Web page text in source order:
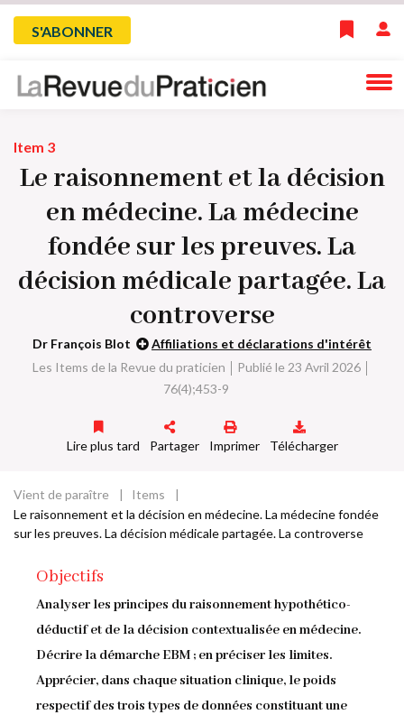
Skip
navigation
Menu
du
de
l'utilisateur
S'ABONNER
Item 3
Le raisonnement et la décision
en médecine. La médecine
fondée sur les preuves. La
décision médicale partagée. La
controverse
Dr François Blot
Affiliations et déclarations d'intérêt
Les Items de la Revue du praticien
Publié le 23 Avril 2026
76(4);453-9
Lire plus tard Partager Imprimer Télécharger
Fil
d'Ariane
Vient de paraître
Items
Le raisonnement et la décision en médecine. La médecine fondée
sur les preuves. La décision médicale partagée. La controverse
Objectifs
Analyser les principes du raisonnement hypothético-
déductif et de la décision contextualisée en médecine.
Décrire la démarche EBM ; en préciser les limites.
Apprécier, dans chaque situation clinique, le poids
respectif des trois types de données constituant une